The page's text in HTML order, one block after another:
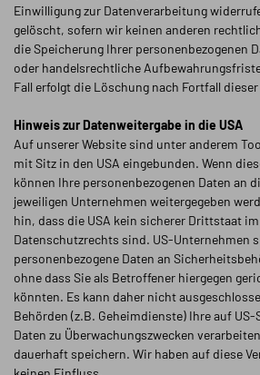
Einwilligung zur Datenverarbeitung
gelöscht, sofern wir keinen anderen
die Speicherung Ihrer personenbezogenen
oder handelsrechtliche
Fall erfolgt die Löschung nach Fortfall
Hinweis zur Datenweitergabe in die USA
Auf unserer Website sind unter anderem
mit Sitz in den USA eingebunden. Wenn
können Ihre personenbezogenen Daten an
jeweiligen Unternehmen weitergegeben
hin, dass die USA kein sicherer Drittstaat
Datenschutzrechts sind. US-Unternehmen
personenbezogene Daten an
ohne dass Sie als Betroffener hiergegen
könnten. Es kann daher nicht
Behörden (z.B. Geheimdienste) Ihre auf
Daten zu Überwachungszwecken
dauerhaft speichern. Wir haben auf diese